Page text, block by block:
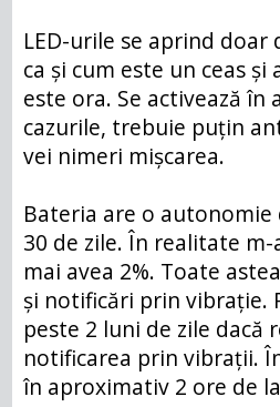
LED-urile se aprind doar
ca și cum este un ceas și
este ora. Se activează în
cazurile, trebuie puțin
vei nimeri mișcarea.
Bateria are o autonomie
30 de zile. În realitate
mai avea 2%. Toate
și notificări prin vibrație.
peste 2 luni de zile dacă
notificarea prin vibrații.
în aproximativ 2 ore de